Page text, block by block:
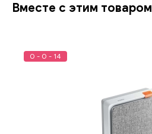
Вместе с этим
0 - 0 - 14